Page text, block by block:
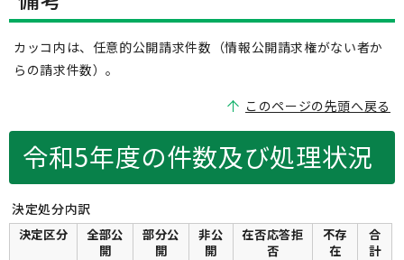
カッコ内は、任意的公開請求件数（情報公開請求権がない者か
らの請求件数）。
このページの先頭へ戻る
令和5年度の件数及び処理状況
決定処分内訳
決定区分
全部公
開
部分公
開
非公
開
在否応答拒
否
不存
在
合
計